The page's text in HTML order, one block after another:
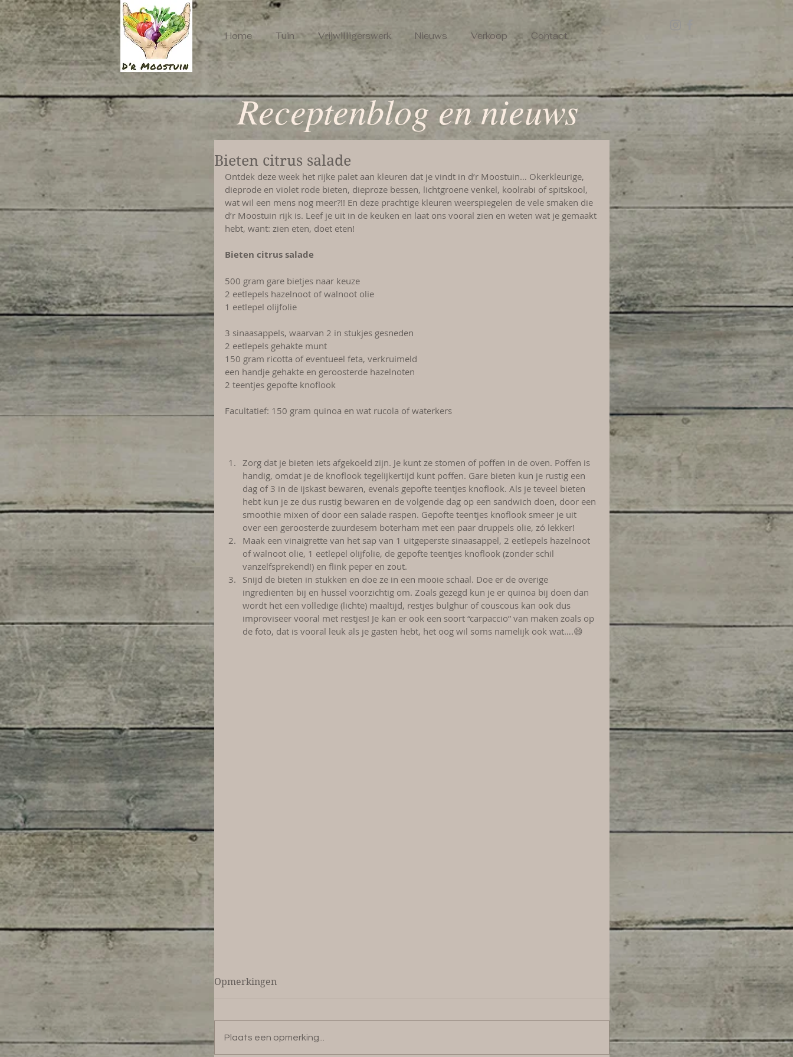
Home Tuin Vrijwilligerswerk Nieuws Verkoop Contact
Receptenblog en nieuws
Bieten citrus salade
Ontdek deze week het rijke palet aan kleuren dat je vindt in d’r Moostuin… Okerkleurige,
dieprode en violet rode bieten, dieproze bessen, lichtgroene venkel, koolrabi of spitskool,
wat wil een mens nog meer?!! En deze prachtige kleuren weerspiegelen de vele smaken die
d’r Moostuin rijk is. Leef je uit in de keuken en laat ons vooral zien en weten wat je gemaakt
hebt, want: zien eten, doet eten!
Bieten citrus salade
500 gram gare bietjes naar keuze
2 eetlepels hazelnoot of walnoot olie
1 eetlepel olijfolie
3 sinaasappels, waarvan 2 in stukjes gesneden
2 eetlepels gehakte munt
150 gram ricotta of eventueel feta, verkruimeld
een handje gehakte en geroosterde hazelnoten
2 teentjes gepofte knoflook
Facultatief: 150 gram quinoa en wat rucola of waterkers
Zorg dat je bieten iets afgekoeld zijn. Je kunt ze stomen of poffen in de oven. Poffen is
handig, omdat je de knoflook tegelijkertijd kunt poffen. Gare bieten kun je rustig een
dag of 3 in de ijskast bewaren, evenals gepofte teentjes knoflook. Als je teveel bieten
hebt kun je ze dus rustig bewaren en de volgende dag op een sandwich doen, door een
smoothie mixen of door een salade raspen. Gepofte teentjes knoflook smeer je uit
over een geroosterde zuurdesem boterham met een paar druppels olie, zó lekker!
Maak een vinaigrette van het sap van 1 uitgeperste sinaasappel, 2 eetlepels hazelnoot
of walnoot olie, 1 eetlepel olijfolie, de gepofte teentjes knoflook (zonder schil
vanzelfsprekend!) en flink peper en zout.
Snijd de bieten in stukken en doe ze in een mooie schaal. Doe er de overige
ingrediënten bij en hussel voorzichtig om. Zoals gezegd kun je er quinoa bij doen dan
wordt het een volledige (lichte) maaltijd, restjes bulghur of couscous kan ook dus
improviseer vooral met restjes! Je kan er ook een soort “carpaccio” van maken zoals op
de foto, dat is vooral leuk als je gasten hebt, het oog wil soms namelijk ook wat….😄
Opmerkingen
Plaats een opmerking...